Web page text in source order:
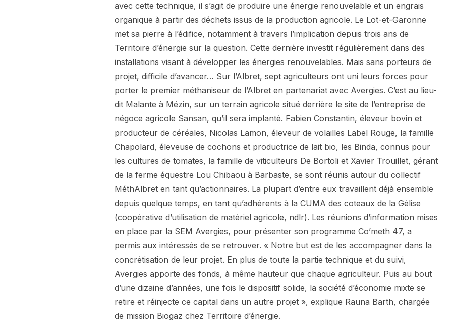
avec cette technique, il s’agit de produire une énergie renouvelable et un engrais
organique à partir des déchets issus de la production agricole. Le Lot-et-Garonne
met sa pierre à l’édifice, notamment à travers l’implication depuis trois ans de
Territoire d’énergie sur la question. Cette dernière investit régulièrement dans des
installations visant à développer les énergies renouvelables. Mais sans porteurs de
projet, difficile d’avancer… Sur l’Albret, sept agriculteurs ont uni leurs forces pour
porter le premier méthaniseur de l’Albret en partenariat avec Avergies. C’est au lieu-
dit Malante à Mézin, sur un terrain agricole situé derrière le site de l’entreprise de
négoce agricole Sansan, qu’il sera implanté. Fabien Constantin, éleveur bovin et
producteur de céréales, Nicolas Lamon, éleveur de volailles Label Rouge, la famille
Chapolard, éleveuse de cochons et productrice de lait bio, les Binda, connus pour
les cultures de tomates, la famille de viticulteurs De Bortoli et Xavier Trouillet, gérant
de la ferme équestre Lou Chibaou à Barbaste, se sont réunis autour du collectif
MéthAlbret en tant qu’actionnaires. La plupart d’entre eux travaillent déjà ensemble
depuis quelque temps, en tant qu’adhérents à la CUMA des coteaux de la Gélise
(coopérative d’utilisation de matériel agricole, ndlr). Les réunions d’information mises
en place par la SEM Avergies, pour présenter son programme Co’meth 47, a
permis aux intéressés de se retrouver. « Notre but est de les accompagner dans la
concrétisation de leur projet. En plus de toute la partie technique et du suivi,
Avergies apporte des fonds, à même hauteur que chaque agriculteur. Puis au bout
d’une dizaine d’années, une fois le dispositif solide, la société d’économie mixte se
retire et réinjecte ce capital dans un autre projet », explique Rauna Barth, chargée
de mission Biogaz chez Territoire d’énergie.